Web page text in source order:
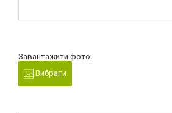
Завантажити фото:
Вибрати